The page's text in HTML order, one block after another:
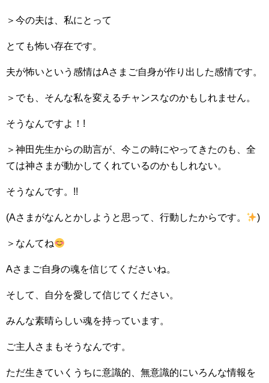
＞今の夫は、私にとって
とても怖い存在です。
夫が怖いという感情はAさまご自身が作り出した感情です。
＞でも、そんな私を変えるチャンスなのかもしれません。
そうなんですよ！!
＞神田先生からの助言が、今この時にやってきたのも、全
ては神さまが動かしてくれているのかもしれない。
そうなんです。!!
(Aさまがなんとかしようと思って、行動したからです。 )
＞なんてね
Aさまご自身の魂を信じてくださいね。
そして、自分を愛して信じてください。
みんな素晴らしい魂を持っています。
ご主人さまもそうなんです。
ただ生きていくうちに意識的、無意識的にいろんな情報を